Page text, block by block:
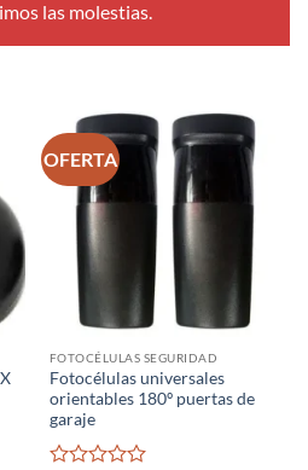
las molestias.
OFERTA
FOTOCÉLULAS SEGURIDAD
Fotocélulas universales
orientables 180º puertas de
garaje